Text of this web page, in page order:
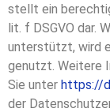
stellt ein
lit. f DSGVO dar.
unterstützt, wird
genutzt. Weitere
Sie unter https://
der